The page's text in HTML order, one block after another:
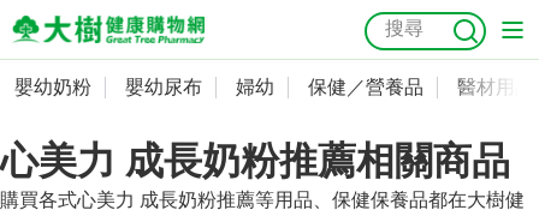
嬰幼奶粉
嬰幼尿布
抗菌 尿布 大樹獨家 益生菌 魚油 幼兒米餅 貓砂
會員資料及密碼修改
常用收件人清單
嬰幼奶粉 嬰幼尿布 婦幼 保健／營養品 醫材用品
心美力 成長奶粉推薦相關商品
購買各式心美力 成長奶粉推薦等用品、保健保養品都在大樹健